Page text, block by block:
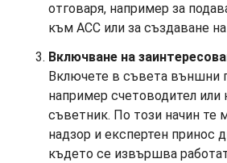
отговаря, например за
към ACC или за създаване
Включване на
Включете в съвета външни
например счетоводител
съветник. По този начин те
надзор и експертен принос
където се извършва